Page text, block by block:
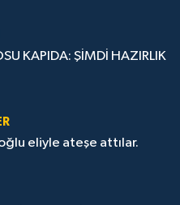
KAPIDA: ŞİMDİ HAZIRLIK
eliyle ateşe attılar.